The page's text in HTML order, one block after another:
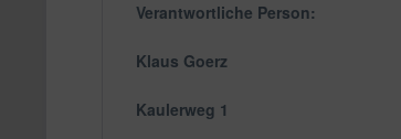
Verantwortliche Person:
Klaus Goerz
Kaulerweg 1